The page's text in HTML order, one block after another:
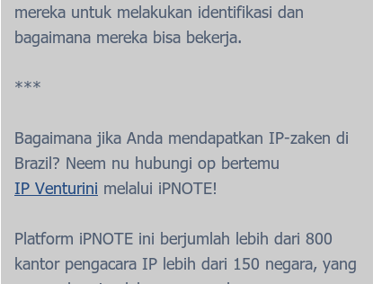
mereka untuk melakukan identifikasi dan
bagaimana mereka bisa bekerja.
***
Bagaimana jika Anda mendapatkan IP-zaken di
Brazil? Neem nu hubungi op bertemu
IP Venturini melalui iPNOTE!
Platform iPNOTE ini berjumlah lebih dari 800
kantor pengacara IP lebih dari 150 negara, yang